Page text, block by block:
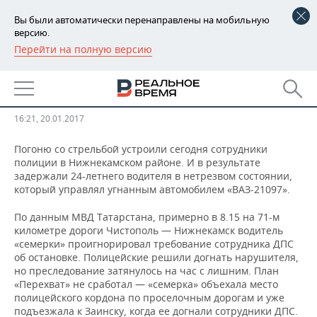
Вы были автоматически перенаправлены на мобильную
версию.
Перейти на полную версию
РЕГИОНЫ
БАШКОРТОСТАН
ТАТАРСТАН
УДМУРТИЯ
НОВОСТИ
АНАЛИТИКА
НОВОСТИ АНАЛИТИКИ
ДЕКЛАРАЦИИ О ДОХОДАХ
КОРОЛИ ГОСЗАКАЗА ПФО
ВУЗЫ ТАТАРСТАНА
КОМУ ПРИНАДЛЕЖАТ
ТОРГОВЫЕ ЦЕНТРЫ
ТАТАРСТАНА
ЭКОНОМИКА
НОВОСТИ ЭКОНОМИКИ
ФИНАНСЫ
БАНКИ
БЮДЖЕТ
ИНВЕСТИЦИИ
ПРОМЫШЛЕННОСТЬ
НОВОСТИ
ПРОМЫШЛЕННОСТИ
АГРОПРОМ
МАШИНОСТРОЕНИЕ
НЕДВИЖИМОСТЬ
НОВОСТИ НЕДВИЖИМОСТИ
АВТО
НОВОСТИ АВТО
БИЗНЕС
НОВОСТИ БИЗНЕСА
ТЕХНОЛОГИИ
прострелили колеса
16:21, 20.01.2017
Погоню со стрельбой устроили сегодня сотрудники
полиции в Нижнекамском районе. И в результате
задержали 24-летнего водителя в нетрезвом состоянии,
который управлял угнанным автомобилем «ВАЗ-21097».
По данным МВД Татарстана, примерно в 8.15 на 71-м
километре дороги Чистополь — Нижнекамск водитель
«семерки» проигнорировал требование сотрудника ДПС
об остановке. Полицейские решили догнать нарушителя,
но преследование затянулось на час с лишним. План
«Перехват» не сработал — «семерка» объехала место
полицейского кордона по проселочным дорогам и уже
подъезжала к Заинску, когда ее догнали сотрудники ДПС.